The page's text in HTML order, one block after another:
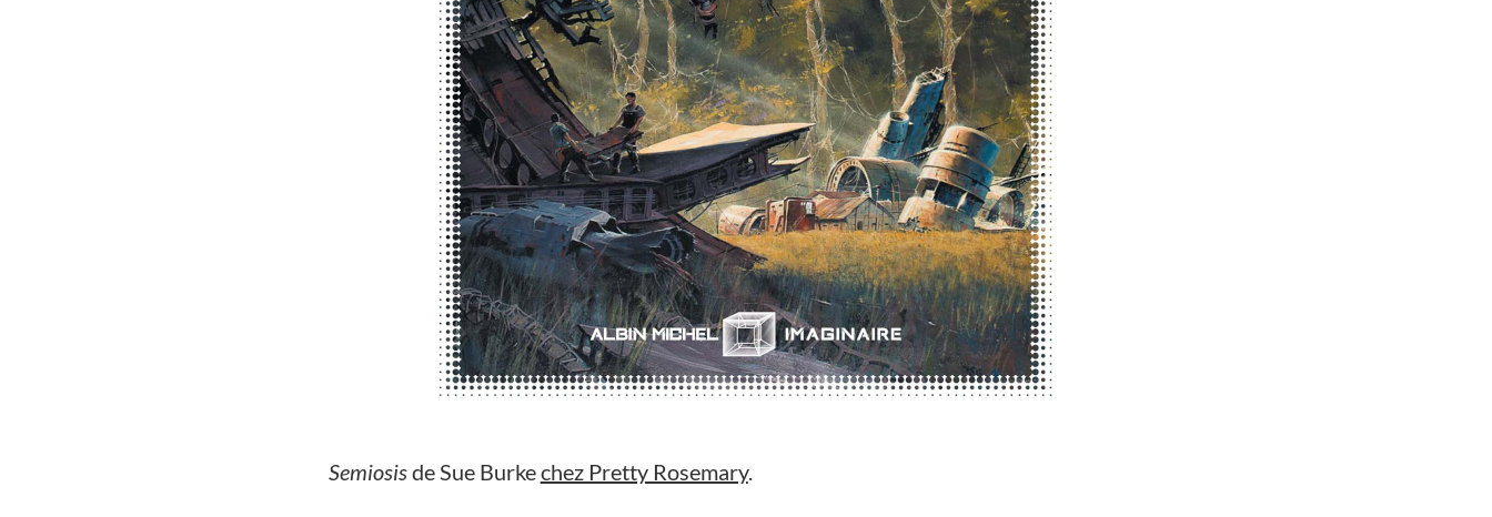
Semiosisde Sue Burkechez Pretty Rosemary.